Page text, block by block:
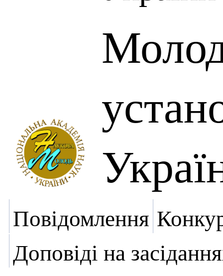
Повідомлення
Доповіді на